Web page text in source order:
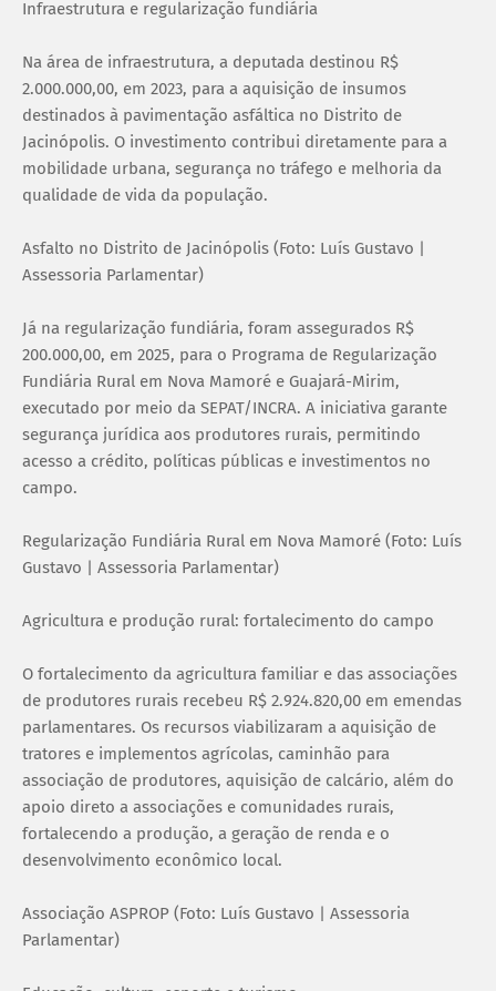
Infraestrutura e regularização fundiária
Na área de infraestrutura, a deputada destinou R$
2.000.000,00, em 2023, para a aquisição de insumos
destinados à pavimentação asfáltica no Distrito de
Jacinópolis. O investimento contribui diretamente para a
mobilidade urbana, segurança no tráfego e melhoria da
qualidade de vida da população.
Asfalto no Distrito de Jacinópolis (Foto: Luís Gustavo |
Assessoria Parlamentar)
Já na regularização fundiária, foram assegurados R$
200.000,00, em 2025, para o Programa de Regularização
Fundiária Rural em Nova Mamoré e Guajará-Mirim,
executado por meio da SEPAT/INCRA. A iniciativa garante
segurança jurídica aos produtores rurais, permitindo
acesso a crédito, políticas públicas e investimentos no
campo.
Regularização Fundiária Rural em Nova Mamoré (Foto: Luís
Gustavo | Assessoria Parlamentar)
Agricultura e produção rural: fortalecimento do campo
O fortalecimento da agricultura familiar e das associações
de produtores rurais recebeu R$ 2.924.820,00 em emendas
parlamentares. Os recursos viabilizaram a aquisição de
tratores e implementos agrícolas, caminhão para
associação de produtores, aquisição de calcário, além do
apoio direto a associações e comunidades rurais,
fortalecendo a produção, a geração de renda e o
desenvolvimento econômico local.
Associação ASPROP (Foto: Luís Gustavo | Assessoria
Parlamentar)